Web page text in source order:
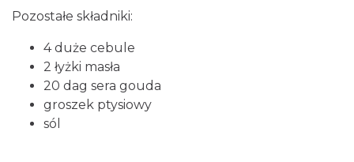
Pozostałe składniki:
4 duże cebule
2 łyżki masła
20 dag sera gouda
groszek ptysiowy
sól